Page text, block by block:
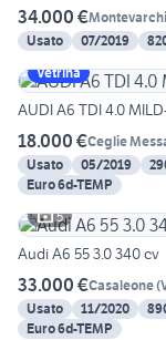
34.000 €Montevarchi
Usato
07/2019
Vetrina
AUDI A6
18.000 €Ceglie
Usato
05/2019
Euro 6d-TEMP
5
Audi A6 55 3.0 340 cv
33.000 €Casaleone(
Usato
11/2020
Euro 6d-TEMP